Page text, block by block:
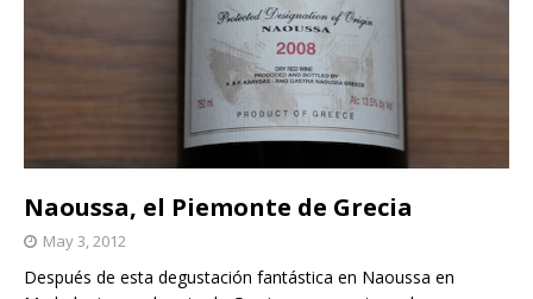
Naoussa, el Piemonte de Grecia
May 3, 2012
Después de esta degustación fantástica en Naoussa en